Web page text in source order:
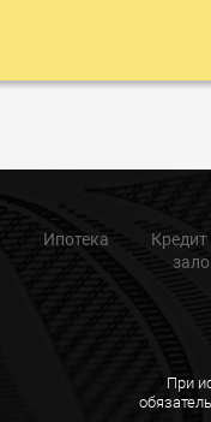
Ипотека
Кредит
При